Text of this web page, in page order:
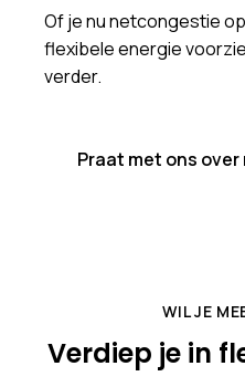
Of je nu netcongestie
flexibele energie
verder.
Praat met ons
WIL JE
Verdiep je in